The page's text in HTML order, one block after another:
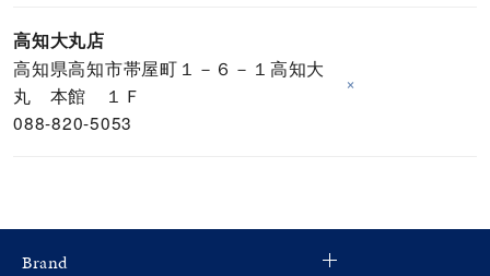
高知大丸店
高知県高知市帯屋町１－６－１高知大
丸 本館 １Ｆ
088-820-5053
×
Brand